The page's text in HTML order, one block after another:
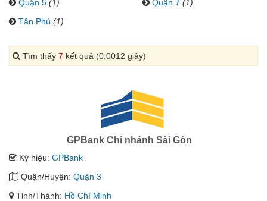
Quận 5 (1) Quận 7 (1)
Tân Phú (1)
Tìm thấy 7 kết quả (0.0012 giây)
GPBank Chi nhánh Sài Gòn
Ký hiệu: GPBank
Quận/Huyện: Quận 3
Tỉnh/Thành: Hồ Chí Minh